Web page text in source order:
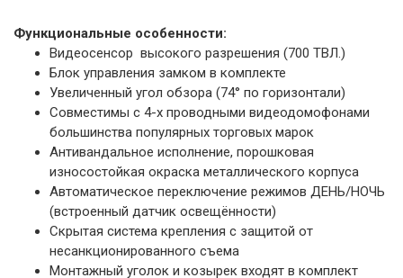
Функциональные особенности:
Видеосенсор высокого разрешения (700 ТВЛ.)
Блок управления замком в комплекте
Увеличенный угол обзора (74° по горизонтали)
Совместимы с 4-х проводными видеодомофонами
большинства популярных торговых марок
Антивандальное исполнение, порошковая
износостойкая окраска металлического корпуса
Автоматическое переключение режимов ДЕНЬ/НОЧЬ
(встроенный датчик освещённости)
Скрытая система крепления с защитой от
несанкционированного съема
Монтажный уголок и козырек входят в комплект